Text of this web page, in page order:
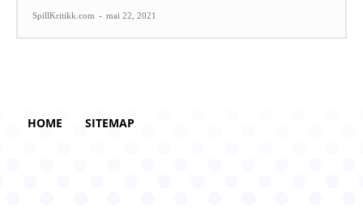
SpillKritikk.com - mai 22, 2021
HOME SITEMAP